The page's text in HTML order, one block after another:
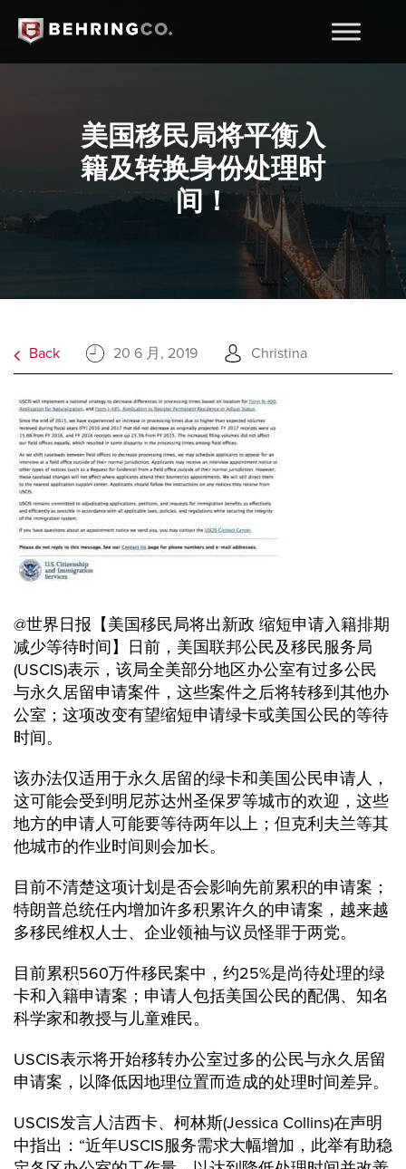
美国移民局将平衡入
籍及转换身份处理时
间！
Back 20 6 月, 2019 Christina
@世界日报【美国移民局将出新政 缩短申请入籍排期
减少等待时间】日前，美国联邦公民及移民服务局
(USCIS)表示，该局全美部分地区办公室有过多公民
与永久居留申请案件，这些案件之后将转移到其他办
公室；这项改变有望缩短申请绿卡或美国公民的等待
时间。
该办法仅适用于永久居留的绿卡和美国公民申请人，
这可能会受到明尼苏达州圣保罗等城市的欢迎，这些
地方的申请人可能要等待两年以上；但克利夫兰等其
他城市的作业时间则会加长。
目前不清楚这项计划是否会影响先前累积的申请案；
特朗普总统任内增加许多积累许久的申请案，越来越
多移民维权人士、企业领袖与议员怪罪于两党。
目前累积560万件移民案中，约25%是尚待处理的绿
卡和入籍申请案；申请人包括美国公民的配偶、知名
科学家和教授与儿童难民。
USCIS表示将开始移转办公室过多的公民与永久居留
申请案，以降低因地理位置而造成的处理时间差异。
USCIS发言人洁西卡、柯林斯(Jessica Collins)在声明
中指出：“近年USCIS服务需求大幅增加，此举有助稳